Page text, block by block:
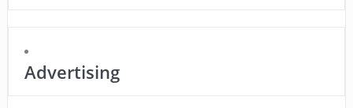
Advertising